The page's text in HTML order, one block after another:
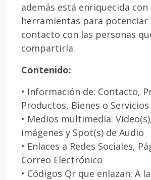
además está enriquecida
herramientas para
contacto con las personas
compartirla.
Contenido:
• Información de: Contacto,
Productos, Bienes o Servicios
• Medios multimedia:
imágenes y Spot(s) de Audio
• Enlaces a Redes Sociales,
Correo Electrónico
• Códigos Qr que enlazan: A